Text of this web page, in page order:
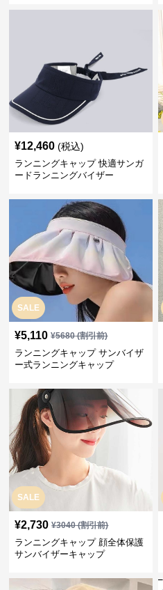
¥12,460 (税込)
ランニングキャップ 快適サンガ
ードランニングバイザー
SALE
¥5,110 ¥5680(割引前)
ランニングキャップ サンバイザ
ー式ランニングキャップ
SALE
¥2,730 ¥3040(割引前)
ランニングキャップ 顔全体保護
サンバイザーキャップ